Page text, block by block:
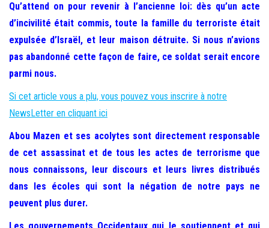
i
g
a
t
Qu’attend on pour revenir à l’ancienne loi: dès qu’un acte
d’incivilité était commis, toute la famille du terroriste était
expulsée d’Israël, et leur maison détruite. Si nous n’avions
pas abandonné cette façon de faire, ce soldat serait encore
parmi nous.
Si cet article vous a plu, vous pouvez vous inscrire à notre
NewsLetter en cliquant ici
Abou Mazen et ses acolytes sont directement responsable
de cet assassinat et de tous les actes de terrorisme que
nous connaissons, leur discours et leurs livres distribués
dans les écoles qui sont la négation de notre pays ne
peuvent plus durer.